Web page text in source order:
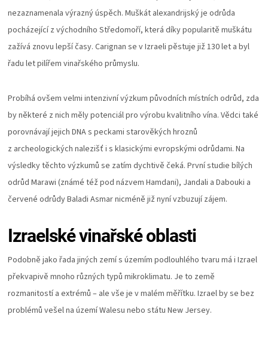
nezaznamenala výrazný úspěch. Muškát alexandrijský je odrůda
pocházející z východního Středomoří, která díky popularitě muškátu
zažívá znovu lepší časy. Carignan se v Izraeli pěstuje již 130 let a byl
řadu let pilířem vinařského průmyslu.
Probíhá ovšem velmi intenzivní výzkum původních místních odrůd, zda
by některé z nich měly potenciál pro výrobu kvalitního vína. Vědci také
porovnávají jejich DNA s peckami starověkých hroznů
z archeologických nalezišť i s klasickými evropskými odrůdami. Na
výsledky těchto výzkumů se zatím dychtivě čeká. První studie bílých
odrůd Marawi (známé též pod názvem Hamdani), Jandali a Dabouki a
červené odrůdy Baladi Asmar nicméně již nyní vzbuzují zájem.
Izraelské vinařské oblasti
Podobně jako řada jiných zemí s územím podlouhlého tvaru má i Izrael
překvapivě mnoho různých typů mikroklimatu. Je to země
rozmanitostí a extrémů – ale vše je v malém měřítku. Izrael by se bez
problémů vešel na území Walesu nebo státu New Jersey.